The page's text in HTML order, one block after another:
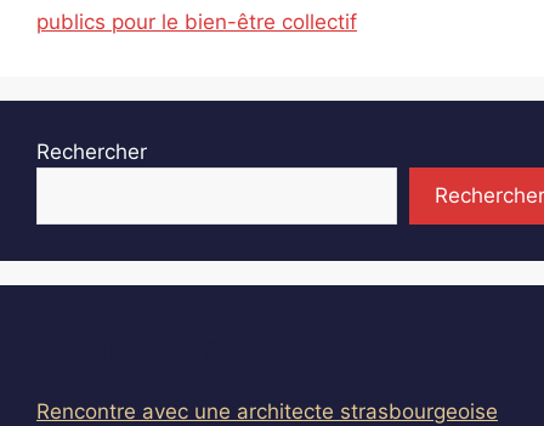
publics pour le bien-être collectif
Rechercher
Rechercher
Rencontre avec une architecte strasbourgeoise